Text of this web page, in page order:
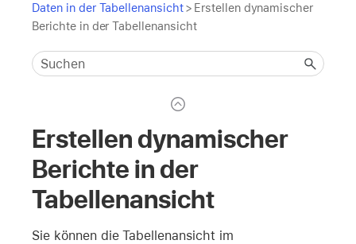
Daten in der Tabellenansicht> Erstellen dynamischer
Berichte in der Tabellenansicht
Erstellen dynamischer
Berichte in der
Tabellenansicht
Sie können die Tabellenansicht im